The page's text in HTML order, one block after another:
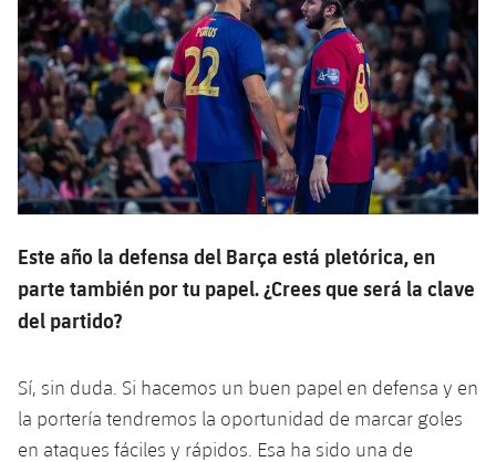
Este año la defensa del Barça está pletórica, en
parte también por tu papel. ¿Crees que será la clave
del partido?
Sí, sin duda. Si hacemos un buen papel en defensa y en
la portería tendremos la oportunidad de marcar goles
en ataques fáciles y rápidos. Esa ha sido una de